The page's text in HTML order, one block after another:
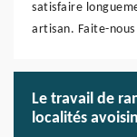
satisfaire
artisan. Faite-
Le travail de
localités